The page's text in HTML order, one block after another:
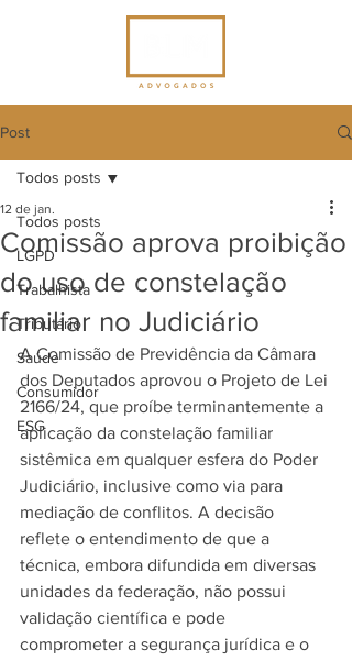
Post
Todos posts
LGPD
Trabalhista
Tributário
Saúde
Consumidor
ESG
Todos posts
Comissão aprova proibição
do uso de constelação
familiar no Judiciário
12 de jan.
A Comissão de Previdência da Câmara
dos Deputados aprovou o Projeto de Lei
2166/24, que proíbe terminantemente a
aplicação da constelação familiar
sistêmica em qualquer esfera do Poder
Judiciário, inclusive como via para
mediação de conflitos. A decisão
reflete o entendimento de que a
técnica, embora difundida em diversas
unidades da federação, não possui
validação científica e pode
comprometer a segurança jurídica e o